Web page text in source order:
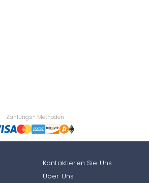
Zahlungs- Methoden
Kontaktieren Sie Uns
Über Uns